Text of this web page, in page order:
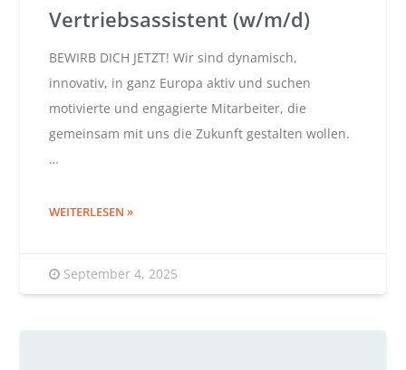
Vertriebsassistent (w/m/d)
BEWIRB DICH JETZT! Wir sind dynamisch,
innovativ, in ganz Europa aktiv und suchen
motivierte und engagierte Mitarbeiter, die
gemeinsam mit uns die Zukunft gestalten wollen.
…
WEITERLESEN
September 4, 2025